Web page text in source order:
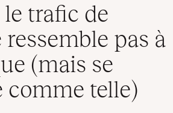
trafic de
pas à
(mais se
comme telle)